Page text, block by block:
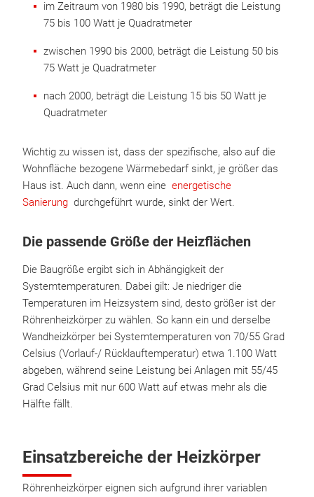
im Zeitraum von 1980 bis 1990, beträgt die Leistung
75 bis 100 Watt je Quadratmeter
zwischen 1990 bis 2000, beträgt die Leistung 50 bis
75 Watt je Quadratmeter
nach 2000, beträgt die Leistung 15 bis 50 Watt je
Quadratmeter
Wichtig zu wissen ist, dass der spezifische, also auf die
Wohnfläche bezogene Wärmebedarf sinkt, je größer das
Haus ist. Auch dann, wenn eine energetische
Sanierung durchgeführt wurde, sinkt der Wert.
Die passende Größe der Heizflächen
Die Baugröße ergibt sich in Abhängigkeit der
Systemtemperaturen. Dabei gilt: Je niedriger die
Temperaturen im Heizsystem sind, desto größer ist der
Röhrenheizkörper zu wählen. So kann ein und derselbe
Wandheizkörper bei Systemtemperaturen von 70/55 Grad
Celsius (Vorlauf-/ Rücklauftemperatur) etwa 1.100 Watt
abgeben, während seine Leistung bei Anlagen mit 55/45
Grad Celsius mit nur 600 Watt auf etwas mehr als die
Hälfte fällt.
Einsatzbereiche der Heizkörper
Röhrenheizkörper eignen sich aufgrund ihrer variablen